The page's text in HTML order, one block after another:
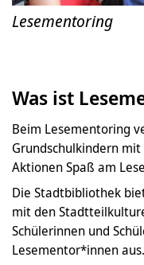
Lesementoring
Was ist
Beim Lesementoring
Grundschulkindern
Aktionen Spaß am
Die Stadtbibliothek
mit den
Schülerinnen und
Lesementor*innen aus.